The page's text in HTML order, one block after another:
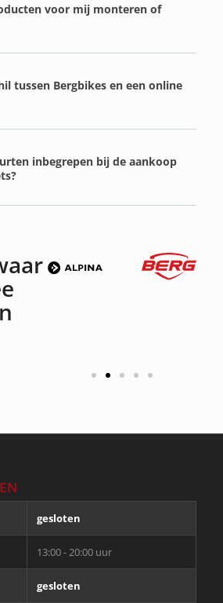
voor mij monteren of
tussen Bergbikes en een online
inbegrepen bij de aankoop
gesloten
13:00 - 20:00 uur
gesloten